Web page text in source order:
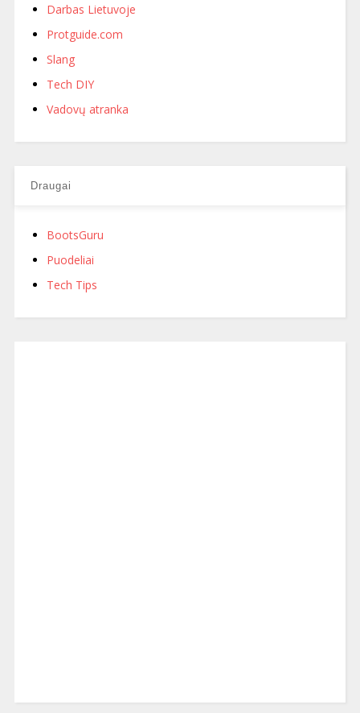
Darbas Lietuvoje
Protguide.com
Slang
Tech DIY
Vadovų atranka
Draugai
BootsGuru
Puodeliai
Tech Tips